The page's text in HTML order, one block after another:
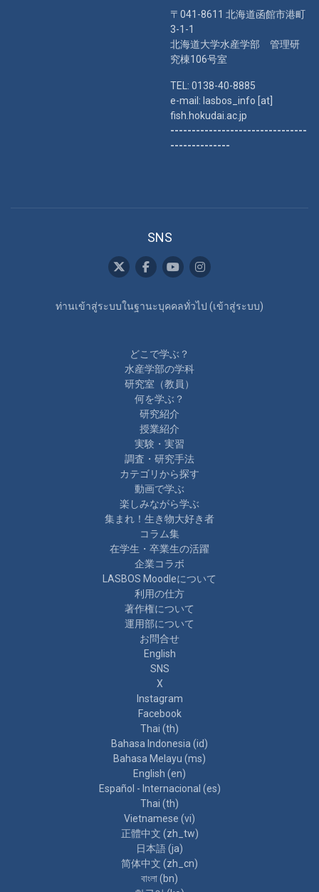
〒041-8611 北海道函館市港町
3-1-1
北海道大学水産学部 管理研
究棟106号室
TEL: 0138-40-8885
e-mail: lasbos_info [at]
fish.hokudai.ac.jp
--------------------------------
--------------
SNS
ท่านเข้าสู่ระบบในฐานะบุคคลทั่วไป (เข้าสู่ระบบ)
どこで学ぶ？
水産学部の学科
研究室（教員）
何を学ぶ？
研究紹介
授業紹介
実験・実習
調査・研究手法
カテゴリから探す
動画で学ぶ
楽しみながら学ぶ
集まれ！生き物大好き者
コラム集
在学生・卒業生の活躍
企業コラボ
LASBOS Moodleについて
利用の仕方
著作権について
運用部について
お問合せ
English
SNS
X
Instagram
Facebook
Thai ‎(th)‎
Bahasa Indonesia ‎(id)‎
Bahasa Melayu ‎(ms)‎
English ‎(en)‎
Español - Internacional ‎(es)‎
Thai ‎(th)‎
Vietnamese ‎(vi)‎
正體中文 ‎(zh_tw)‎
日本語 ‎(ja)‎
简体中文 ‎(zh_cn)‎
বাংলা ‎(bn)‎